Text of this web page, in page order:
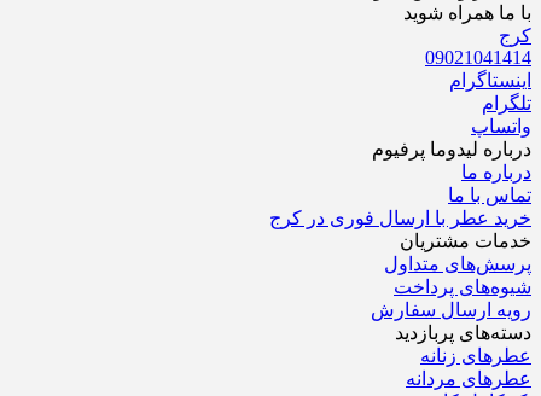
با ما همراه شوید
کرج
09021041414
اینستاگرام
تلگرام
واتساپ
درباره‌ لیدوما پرفیوم
درباره‌ ما
تماس با ما
خرید عطر با ارسال فوری در کرج
خدمات مشتریان
پرسش‌های متداول
شیوه‌های پرداخت
رویه ارسال سفارش‌
دسته‌های پربازدید
عطرهای زنانه
عطرهای مردانه